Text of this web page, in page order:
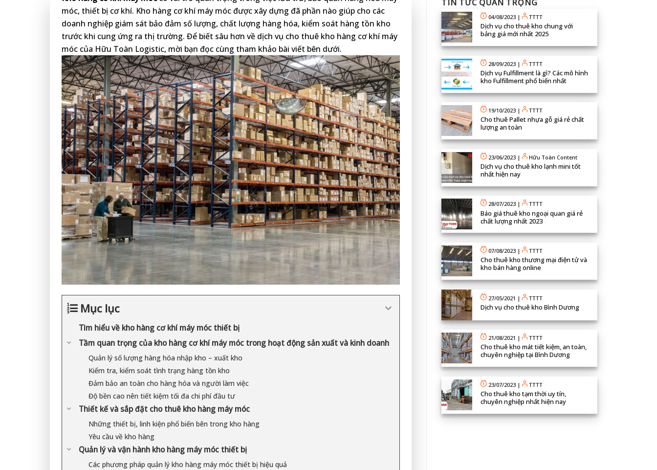
móc, thiết bị cơ khí. Kho hàng cơ khí máy móc được xây dựng đã phần nào giúp cho các
doanh nghiệp giám sát bảo đảm số lượng, chất lượng hàng hóa, kiểm soát hàng tồn kho
trước khi cung ứng ra thị trường. Để biết sâu hơn về dịch vụ cho thuê kho hàng cơ khí máy
móc của Hữu Toàn Logistic, mời bạn đọc cùng tham khảo bài viết bên dưới.
Mục lục
Tìm hiểu về kho hàng cơ khí máy móc thiết bị
Tầm quan trọng của kho hàng cơ khí máy móc trong hoạt động sản xuất và kinh doanh
Quản lý số lượng hàng hóa nhập kho – xuất kho
Kiểm tra, kiểm soát tình trạng hàng tồn kho
Đảm bảo an toàn cho hàng hóa và người làm việc
Độ bền cao nên tiết kiệm tối đa chi phí đầu tư
Thiết kế và sắp đặt cho thuê kho hàng máy móc
Những thiết bị, linh kiện phổ biến bên trong kho hàng
Yêu cầu về kho hàng
Quản lý và vận hành kho hàng máy móc thiết bị
Các phương pháp quản lý kho hàng máy móc thiết bị hiệu quả
TIN TỨC QUAN TRỌNG
04/08/2023 | TTTT
Dịch vụ cho thuê kho chung với
bảng giá mới nhất 2025
28/09/2023 | TTTT
Dịch vụ Fulfillment là gì? Các mô hình
kho Fulfillment phổ biến nhất
19/10/2023 | TTTT
Cho thuê Pallet nhựa gỗ giá rẻ chất
lượng an toàn
23/06/2023 | Hữu Toàn Content
Dịch vụ cho thuê kho lạnh mini tốt
nhất hiện nay
28/07/2023 | TTTT
Báo giá thuê kho ngoại quan giá rẻ
chất lượng nhất 2023
07/08/2023 | TTTT
Cho thuê kho thương mại điện tử và
kho bán hàng online
27/05/2021 | TTTT
Dịch vụ cho thuê kho Bình Dương
21/08/2021 | TTTT
Cho thuê kho mát tiết kiệm, an toàn,
chuyên nghiệp tại Bình Dương
23/07/2023 | TTTT
Cho thuê kho tạm thời uy tín,
chuyên nghiệp nhất hiện nay